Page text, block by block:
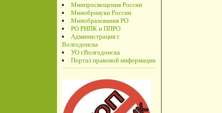
Минпросвещения России
Минобрнауки России
Минобразования РО
РО РИПК и ППРО
Администрация г.
Волгодонска
УО г.Волгодонска
Портал правовой информации